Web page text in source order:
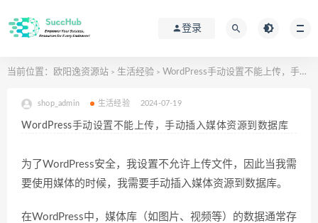
登录
当前位置： 欧阳逸资源站 > 生活经验 > WordPress手动设置不能上传，手动插入媒体资源到数据库
shop_admin 生活经验 2024-07-19
WordPress手动设置不能上传，手动插入媒体资源到数据库
为了WordPress安全，我设置不允许上传文件，因此当我需
要使用媒体的时候，我需要手动插入媒体资源到数据库。
在WordPress中，媒体库（如图片、视频等）的数据通常存